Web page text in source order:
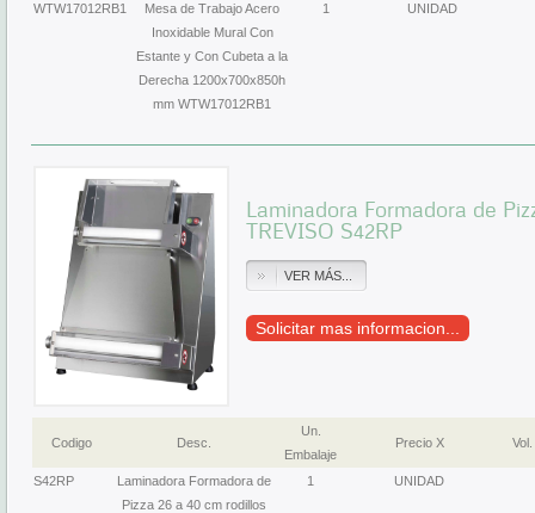
WTW17012RB1
Mesa de Trabajo Acero
Inoxidable Mural Con
Estante y Con Cubeta a la
Derecha 1200x700x850h
mm WTW17012RB1
1 UNIDAD
Laminadora Formadora de
TREVISO S42RP
VER MÁS...
Solicitar mas informacion...
Codigo Desc.
Un.
Embalaje
Precio X Vol.
S42RP
Laminadora Formadora de
Pizza 26 a 40 cm rodillos
1 UNIDAD